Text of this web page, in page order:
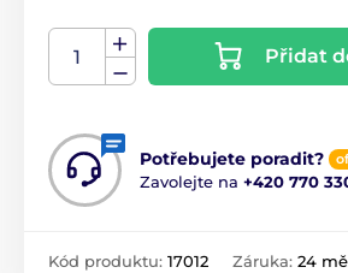
Přidat
Potřebujete poradit?
Zavolejte na +420 770
Kód produktu: 17012 Záruka: 24